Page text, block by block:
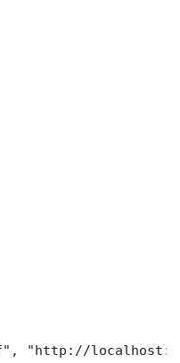
"http://